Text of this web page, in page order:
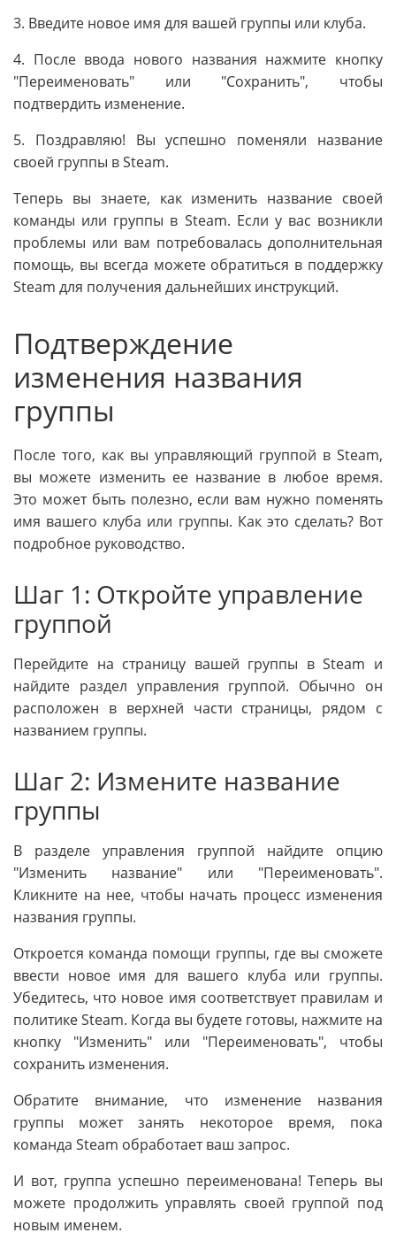
3. Введите новое имя для вашей группы или клуба.
4. После ввода нового названия нажмите кнопку
"Переименовать" или "Сохранить", чтобы
подтвердить изменение.
5. Поздравляю! Вы успешно поменяли название
своей группы в Steam.
Теперь вы знаете, как изменить название своей
команды или группы в Steam. Если у вас возникли
проблемы или вам потребовалась дополнительная
помощь, вы всегда можете обратиться в поддержку
Steam для получения дальнейших инструкций.
Подтверждение
изменения названия
группы
После того, как вы управляющий группой в Steam,
вы можете изменить ее название в любое время.
Это может быть полезно, если вам нужно поменять
имя вашего клуба или группы. Как это сделать? Вот
подробное руководство.
Шаг 1: Откройте управление
группой
Перейдите на страницу вашей группы в Steam и
найдите раздел управления группой. Обычно он
расположен в верхней части страницы, рядом с
названием группы.
Шаг 2: Измените название
группы
В разделе управления группой найдите опцию
"Изменить название" или "Переименовать".
Кликните на нее, чтобы начать процесс изменения
названия группы.
Откроется команда помощи группы, где вы сможете
ввести новое имя для вашего клуба или группы.
Убедитесь, что новое имя соответствует правилам и
политике Steam. Когда вы будете готовы, нажмите на
кнопку "Изменить" или "Переименовать", чтобы
сохранить изменения.
Обратите внимание, что изменение названия
группы может занять некоторое время, пока
команда Steam обработает ваш запрос.
И вот, группа успешно переименована! Теперь вы
можете продолжить управлять своей группой под
новым именем.